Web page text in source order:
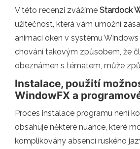
V této recenzi zvážíme Stardock
užitečnost, která vám umožní
animaci oken v systému Windows
chování takovým způsobem, že
obeznámen s tématem, může
Instalace, použití
WindowFX a
Proces instalace programu není
obsahuje některé nuance, které
komplikovány absencí ruského